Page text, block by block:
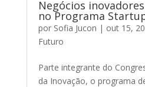
Negócios
no Programa
por Sofia Jucon | out 15,
Futuro
Parte integrante do
da Inovação, o programa